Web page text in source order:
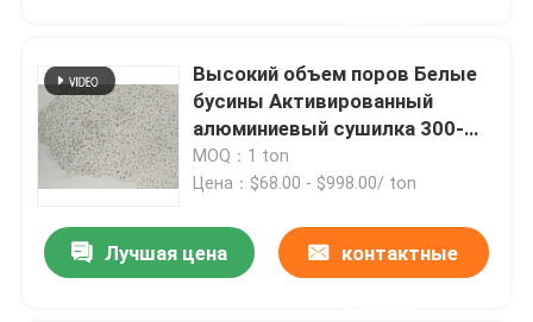
Высокий объем поров Белые
бусины Активированный
алюминиевый сушилка 300-
320 м2/г BET 150-160N
MOQ：1 ton
Цена：$68.00 - $998.00/ ton
Лучшая цена контактные